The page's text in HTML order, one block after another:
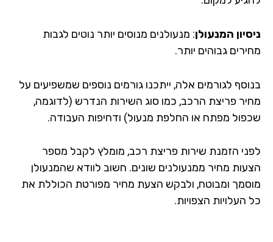
המנעולן: מנעולנים מנוסים יותר נוטים לגבות
גבוהים יותר.
לגורמים אלה, ייתכנו גורמים נוספים שמשפיעים על
פריצת הרכב, כמו סוג השירות הנדרש (לדוגמה,
מפתח או החלפת מנעול) ודחיפות העבודה.
הזמנת שירות פריצת רכב, מומלץ לקבל מספר
מחיר ממנעולנים שונים. חשוב לוודא שהמנעולן
ומבוטח, ולבקש הצעת מחיר מפורטת הכוללת את
העלויות הצפויות.